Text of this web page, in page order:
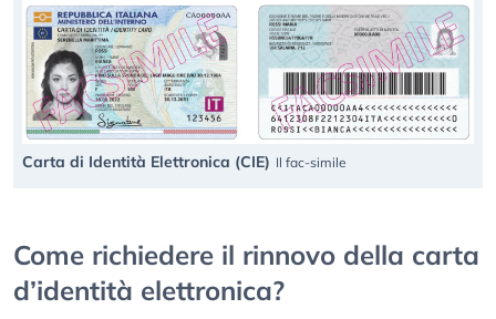
Carta di Identità Elettronica (CIE) Il fac-simile
Come richiedere il rinnovo della carta
d’identità elettronica?